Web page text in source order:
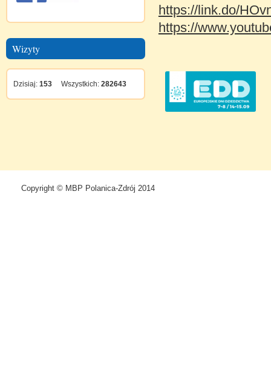
Wizyty
Dzisiaj: 153 Wszystkich: 282643
https://link.do/
https://
Copyright © MBP Polanica-Zdrój 2014